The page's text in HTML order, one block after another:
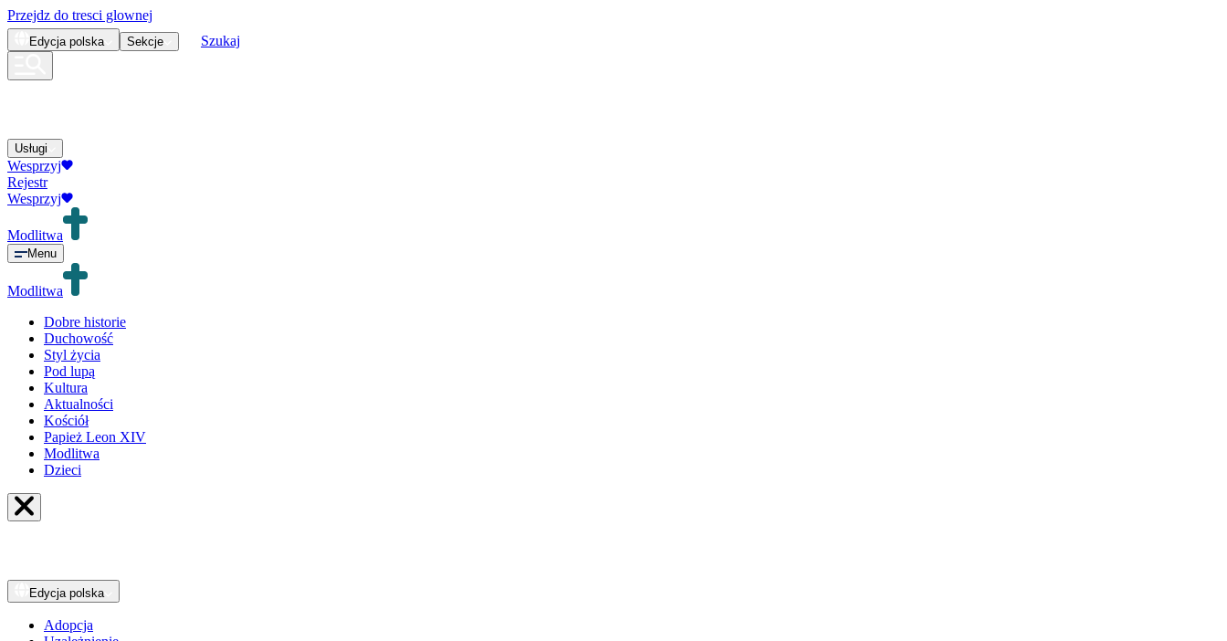
Przejdz do tresci glownej
Edycja polska Sekcje Szukaj
Usługi
Wesprzyj
Rejestr
Wesprzyj
Modlitwa
Menu
Modlitwa
Dobre historie
Duchowość
Styl życia
Pod lupą
Kultura
Aktualności
Kościół
Papież Leon XIV
Modlitwa
Dzieci
Edycja polska
Adopcja